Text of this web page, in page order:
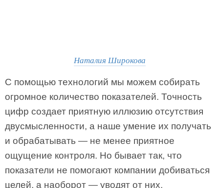
Наталия Широкова
С помощью технологий мы можем собирать
огромное количество показателей. Точность
цифр создает приятную иллюзию отсутствия
двусмысленности, а наше умение их получать
и обрабатывать — не менее приятное
ощущение контроля. Но бывает так, что
показатели не помогают компании добиваться
целей, а наоборот — уводят от них.